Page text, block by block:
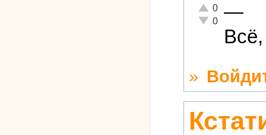
Отлично!
0
Неадекватно!
0 —
»